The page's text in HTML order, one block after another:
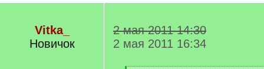
Vitka_
Новичок
2 мая 2011 14:30
2 мая 2011 16:34